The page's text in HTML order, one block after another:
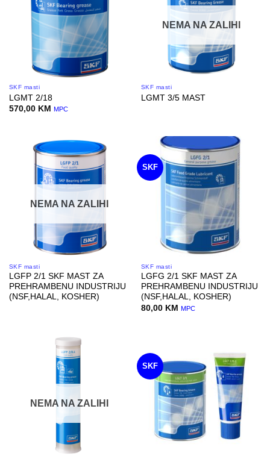
SKF masti
LGMT 2/18
570,00 KM MPC
NEMA NA ZALIHI
SKF masti
LGMT 3/5 MAST
NEMA NA ZALIHI
SKF masti
LGFP 2/1 SKF MAST ZA
PREHRAMBENU INDUSTRIJU
(NSF,HALAL, KOSHER)
SKF
SKF masti
LGFG 2/1 SKF MAST ZA
PREHRAMBENU INDUSTRIJU
(NSF,HALAL, KOSHER)
80,00 KM MPC
NEMA NA ZALIHI
SKF